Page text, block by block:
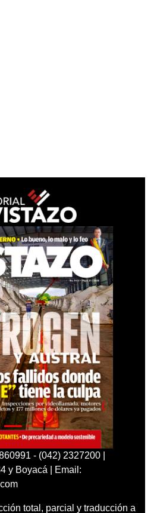
- (042) 2327200 |
y Boyacá | Email:
total, parcial y traducción a